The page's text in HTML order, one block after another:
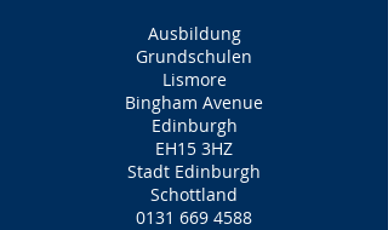
Ausbildung
Grundschulen
Lismore
Bingham Avenue
Edinburgh
EH15 3HZ
Stadt Edinburgh
Schottland
0131 669 4588